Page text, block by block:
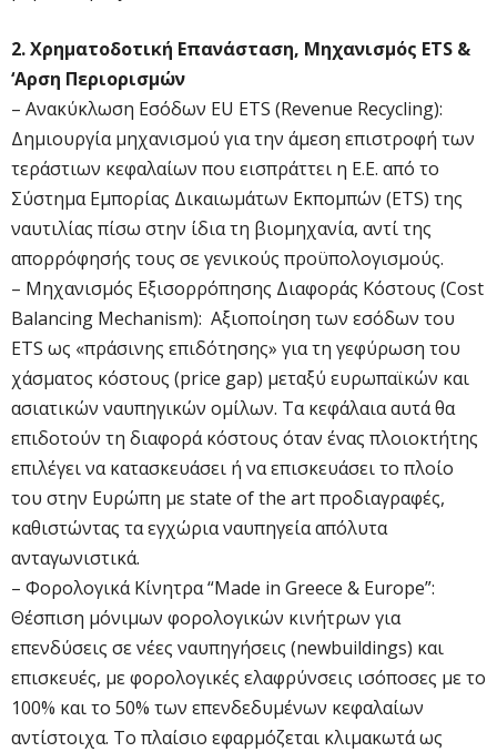
2. Χρηματοδοτική Επανάσταση, Μηχανισμός ETS &
‘Αρση Περιορισμών
– Ανακύκλωση Εσόδων EU ETS (Revenue Recycling):
Δημιουργία μηχανισμού για την άμεση επιστροφή των
τεράστιων κεφαλαίων που εισπράττει η Ε.Ε. από το
Σύστημα Εμπορίας Δικαιωμάτων Εκπομπών (ETS) της
ναυτιλίας πίσω στην ίδια τη βιομηχανία, αντί της
απορρόφησής τους σε γενικούς προϋπολογισμούς.
– Μηχανισμός Εξισορρόπησης Διαφοράς Κόστους (Cost
Balancing Mechanism): ​ Αξιοποίηση των εσόδων του
ETS ως «πράσινης επιδότησης» για τη γεφύρωση του
χάσματος κόστους (price gap) μεταξύ ευρωπαϊκών και
ασιατικών ναυπηγικών ομίλων. Τα κεφάλαια αυτά θα
επιδοτούν τη διαφορά κόστους όταν ένας πλοιοκτήτης
επιλέγει να κατασκευάσει ή να επισκευάσει το πλοίο
του στην Ευρώπη με state of the art προδιαγραφές,
καθιστώντας τα εγχώρια ναυπηγεία απόλυτα
ανταγωνιστικά.
– Φορολογικά Κίνητρα “Made in Greece & Europe”:
Θέσπιση μόνιμων φορολογικών κινήτρων για
επενδύσεις σε νέες ναυπηγήσεις (newbuildings) και
επισκευές, με φορολογικές ελαφρύνσεις ισόποσες με το
100% και το 50% των επενδεδυμένων κεφαλαίων
αντίστοιχα. Το πλαίσιο εφαρμόζεται κλιμακωτά ως